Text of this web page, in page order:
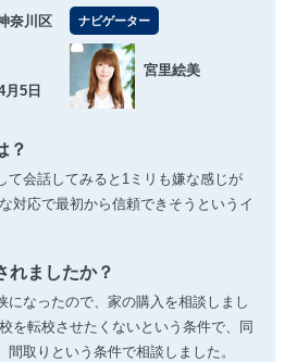
奈川区
月5日
ナビゲーター
宮里絵美
？
て会話してみると1ミリも嫌な感じが
対応で最初から信頼できそうというイ
れましたか？
になったので、家の購入を相談しまし
を転校させたくないという条件で、同
間取りという条件で相談しました。